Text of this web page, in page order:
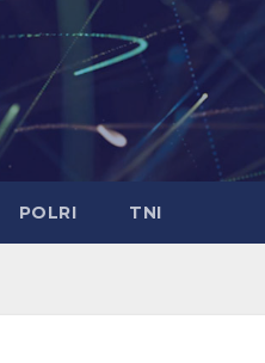
POLRI TNI